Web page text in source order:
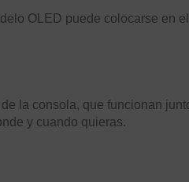
OLED puede colocarse en
la consola, que funcionan
y cuando quieras.